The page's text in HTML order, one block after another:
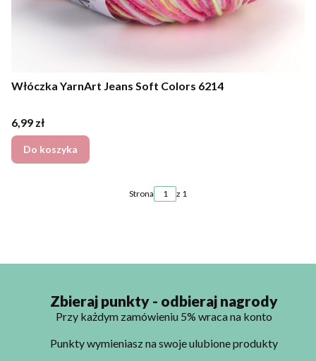
Włóczka YarnArt Jeans Soft Colors 6214
Cena
6,99 zł
Do koszyka
Strona z 1
Zbieraj punkty - odbieraj nagrody
Przy każdym zamówieniu 5% wraca na konto
Punkty wymieniasz na swoje ulubione produkty